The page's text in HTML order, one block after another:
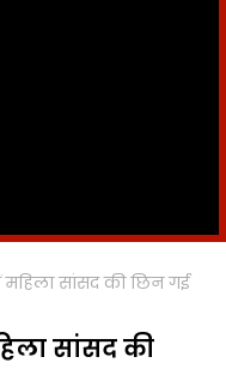
महिला सांसद की छिन गई
सांसद की